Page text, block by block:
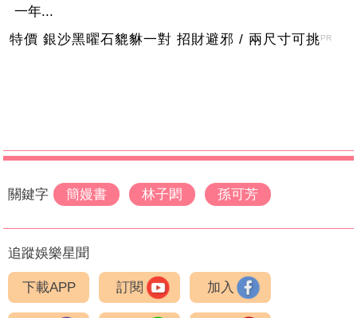
一年...
特價 銀沙黑曜石貔貅一對 招財避邪 / 兩尺寸可挑PR
關鍵字 簡嫚書 林子閎 孫可芳
追蹤娛樂星聞
下載APP 訂閱 加入